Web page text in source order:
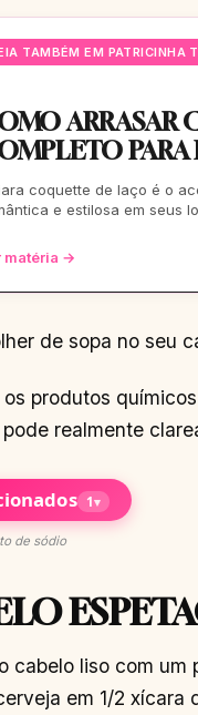
TAMBÉM EM PATRICINHA
ARRASAR
PARA
coquette de laço é o
e estilosa em seus
matéria →
de sopa no seu
produtos
realmente
1▾
de sódio
cabelo liso com
em 1/2